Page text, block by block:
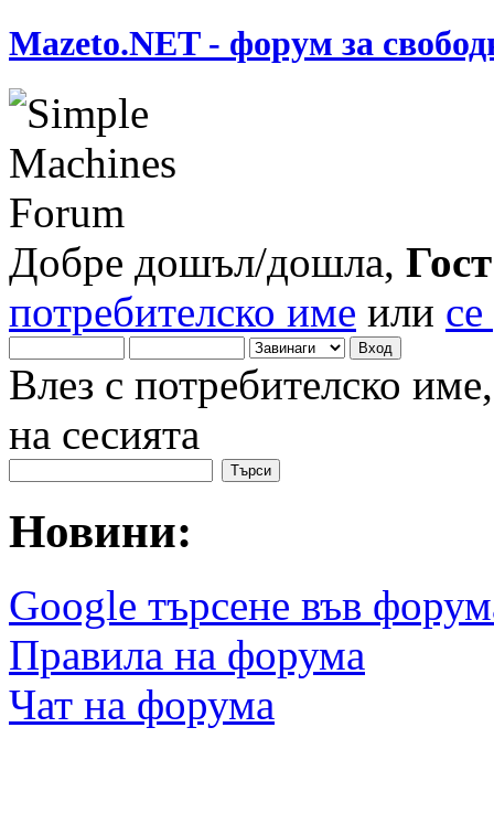
Mazeto.NET - форум за
Добре дошъл/дошла, Гост
потребителско име или
Влез с потребителско
на сесията
Новини:
Google търсене във
Правила на форума
Чат на форума